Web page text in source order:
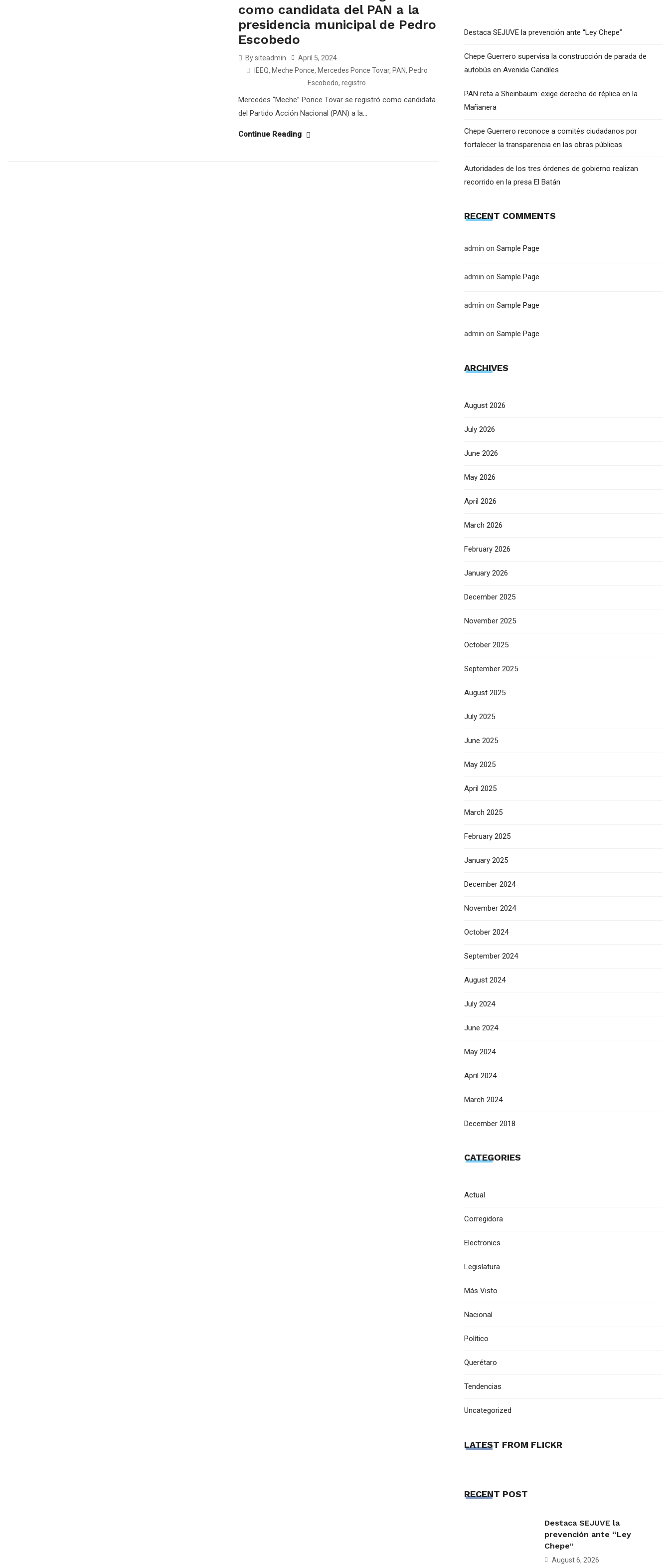
como candidata del PAN a la
presidencia municipal de Pedro
Escobedo
By siteadmin
April 5, 2024
IEEQ, Meche Ponce, Mercedes Ponce Tovar, PAN, Pedro
Escobedo, registro
Mercedes “Meche” Ponce Tovar se registró como candidata
del Partido Acción Nacional (PAN) a la...
Continue Reading
Destaca SEJUVE la prevención ante “Ley Chepe”
Chepe Guerrero supervisa la construcción de parada de
autobús en Avenida Candiles
PAN reta a Sheinbaum: exige derecho de réplica en la
Mañanera
Chepe Guerrero reconoce a comités ciudadanos por
fortalecer la transparencia en las obras públicas
Autoridades de los tres órdenes de gobierno realizan
recorrido en la presa El Batán
RECENT COMMENTS
admin on Sample Page
admin on Sample Page
admin on Sample Page
admin on Sample Page
ARCHIVES
August 2026
July 2026
June 2026
May 2026
April 2026
March 2026
February 2026
January 2026
December 2025
November 2025
October 2025
September 2025
August 2025
July 2025
June 2025
May 2025
April 2025
March 2025
February 2025
January 2025
December 2024
November 2024
October 2024
September 2024
August 2024
July 2024
June 2024
May 2024
April 2024
March 2024
December 2018
CATEGORIES
Actual
Corregidora
Electronics
Legislatura
Más Visto
Nacional
Político
Querétaro
Tendencias
Uncategorized
LATEST FROM FLICKR
RECENT POST
Destaca SEJUVE la
prevención ante “Ley
Chepe”
August 6, 2026